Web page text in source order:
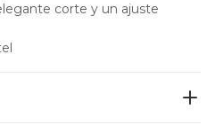
corte y un ajuste